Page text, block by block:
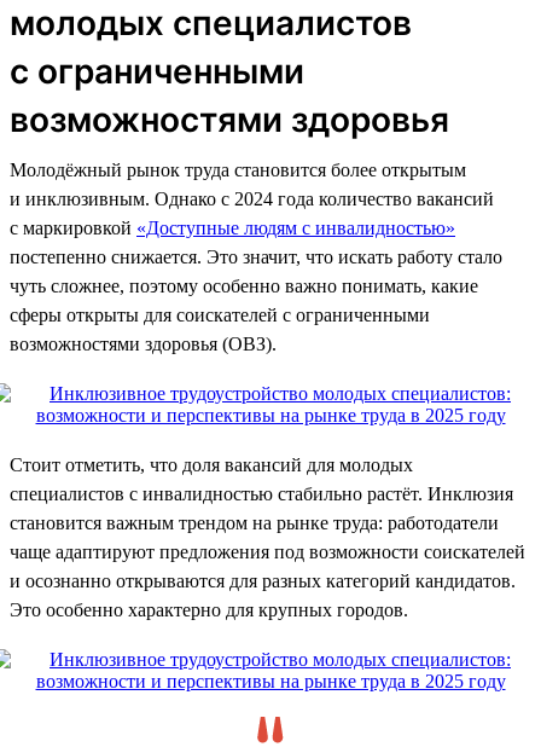
молодых специалистов
с ограниченными
возможностями здоровья
Молодёжный рынок труда становится более открытым
и инклюзивным. Однако с 2024 года количество вакансий
с маркировкой «Доступные людям с инвалидностью»
постепенно снижается. Это значит, что искать работу стало
чуть сложнее, поэтому особенно важно понимать, какие
сферы открыты для соискателей с ограниченными
возможностями здоровья (ОВЗ).
Стоит отметить, что доля вакансий для молодых
специалистов с инвалидностью стабильно растёт. Инклюзия
становится важным трендом на рынке труда: работодатели
чаще адаптируют предложения под возможности соискателей
и осознанно открываются для разных категорий кандидатов.
Это особенно характерно для крупных городов.